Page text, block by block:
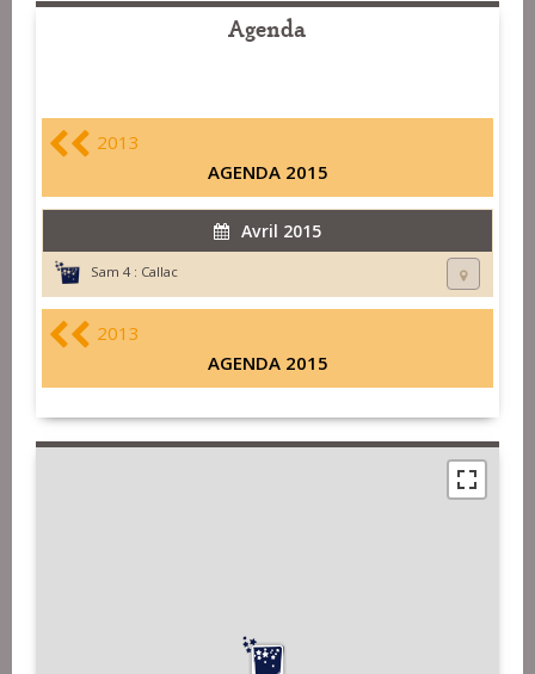
Agenda
2013
AGENDA 2015
Avril 2015
Sam 4 : Callac
2013
AGENDA 2015